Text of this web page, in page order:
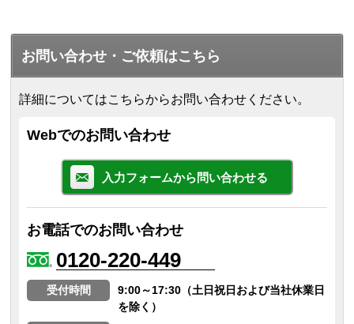
お問い合わせ・ご依頼はこちら
詳細についてはこちらからお問い合わせください。
Webでのお問い合わせ
入力フォームから問い合わせる
お電話でのお問い合わせ
0120-220-449
受付時間
9:00～17:30（土日祝日および当社休業日
を除く）